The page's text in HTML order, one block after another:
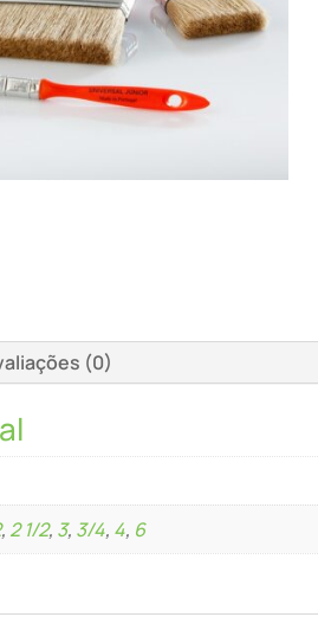
(0)
, 2 1/2, 3, 3/4, 4, 6